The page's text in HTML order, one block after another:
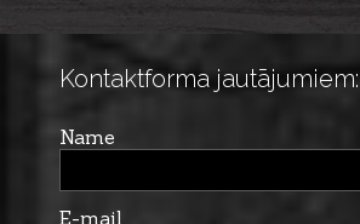
Kontaktforma jautājumiem:
Name
E-mail